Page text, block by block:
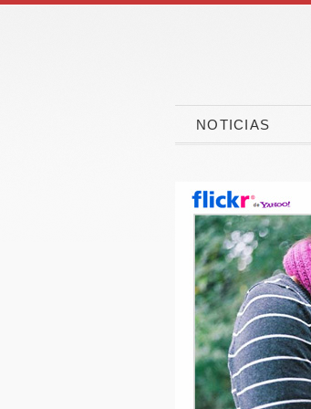
NOTICIAS
CaixaBank, CEOE y
CEPYME movilizan